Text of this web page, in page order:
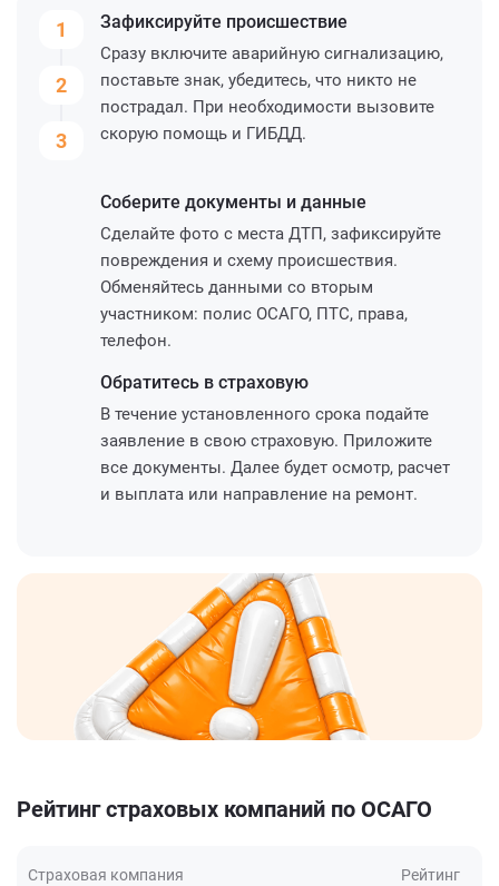
1
2
3
Зафиксируйте происшествие
Сразу включите аварийную сигнализацию,
поставьте знак, убедитесь, что никто не
пострадал. При необходимости вызовите
скорую помощь и ГИБДД.
Соберите документы и данные
Сделайте фото с места ДТП, зафиксируйте
повреждения и схему происшествия.
Обменяйтесь данными со вторым
участником: полис ОСАГО, ПТС, права,
телефон.
Обратитесь в страховую
В течение установленного срока подайте
заявление в свою страховую. Приложите
все документы. Далее будет осмотр, расчет
и выплата или направление на ремонт.
Рейтинг страховых компаний по ОСАГО
Страховая компания Рейтинг